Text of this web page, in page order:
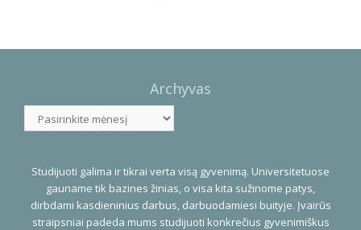
Navigation
Archyvas
Studijuoti galima ir tikrai verta visą gyvenimą. Universitetuose
gauname tik bazines žinias, o visa kita sužinome patys,
dirbdami kasdieninius darbus, darbuodamiesi buityje. Įvairūs
straipsniai padeda mums studijuoti konkrečius gyvenimiškus